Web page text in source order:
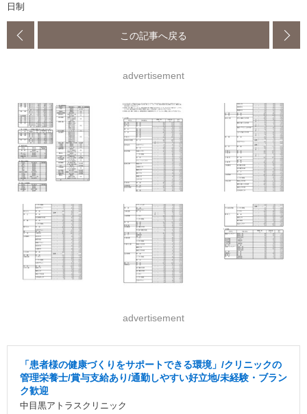
日制
この記事へ戻る
advertisement
advertisement
「患者様の健康づくりをサポートできる環境」/クリニックの
管理栄養士/賞与支給あり/通勤しやすい好立地/未経験・ブラン
ク歓迎
中目黒アトラスクリニック